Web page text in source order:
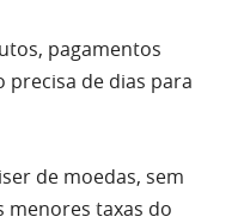
pagamentos
precisa de dias para
de moedas, sem
menores taxas do